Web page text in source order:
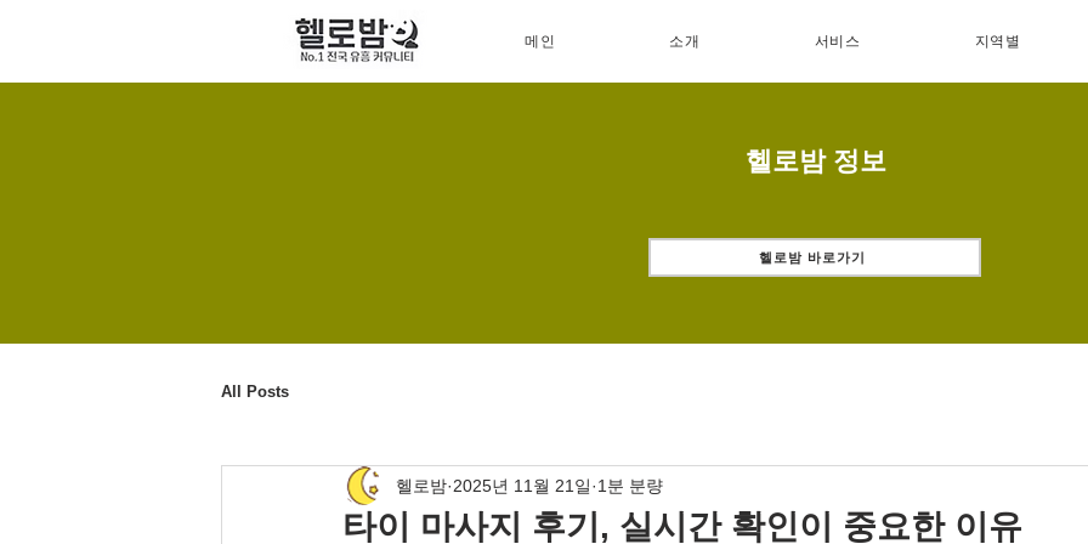
메인 소개 서비스 지역별
헬로밤 정보
헬로밤 바로가기
All Posts
타이 마사지 후기, 실시간 확인이 중요한 이유
헬로밤 2025년 11월 21일 1분 분량